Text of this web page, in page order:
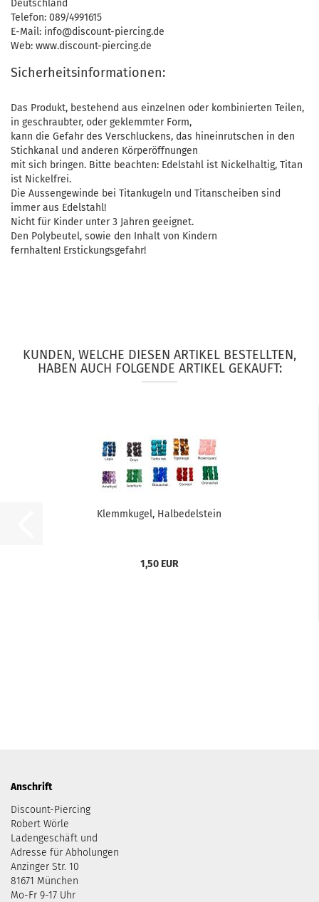
Deutschland
Telefon: 089/4991615
E-Mail: info@discount-piercing.de
Web: www.discount-piercing.de
Sicherheitsinformationen:
Das Produkt, bestehend aus einzelnen oder kombinierten Teilen,
in geschraubter, oder geklemmter Form,
kann die Gefahr des Verschluckens, das hineinrutschen in den
Stichkanal und anderen Körperöffnungen
mit sich bringen. Bitte beachten: Edelstahl ist Nickelhaltig, Titan
ist Nickelfrei.
Die Aussengewinde bei Titankugeln und Titanscheiben sind
immer aus Edelstahl!
Nicht für Kinder unter 3 Jahren geeignet.
Den Polybeutel, sowie den Inhalt von Kindern
fernhalten! Erstickungsgefahr!
KUNDEN, WELCHE DIESEN ARTIKEL BESTELLTEN,
HABEN AUCH FOLGENDE ARTIKEL GEKAUFT:
Klemmkugel, Halbedelstein
1,50 EUR
Anschrift
Discount-Piercing
Robert Wörle
Ladengeschäft und
Adresse für Abholungen
Anzinger Str. 10
81671 München
Mo-Fr 9-17 Uhr